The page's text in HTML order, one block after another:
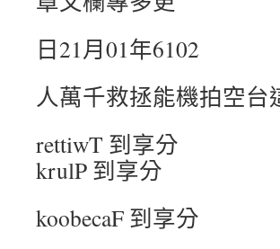
日21月01年6102
人萬千救拯能機拍空台
rettiwT 到享分
krulP 到享分
koobecaF 到享分